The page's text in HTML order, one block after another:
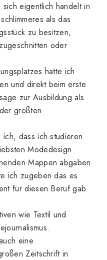
eigentlich handelt in
als das
zu besitzen,
oder
hatte ich
und direkt beim erste
zur Ausbildung als
größten
dass ich studieren
Modedesign
Mappen abgaben
ich zugeben das es
für diesen Beruf gab
wie Textil und
eine
Zeitschrift in